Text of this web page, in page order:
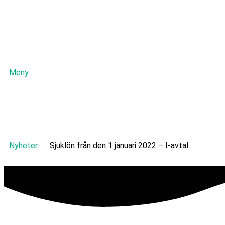
Meny
Nyheter Sjuklön från den 1 januari 2022 – I-avtal